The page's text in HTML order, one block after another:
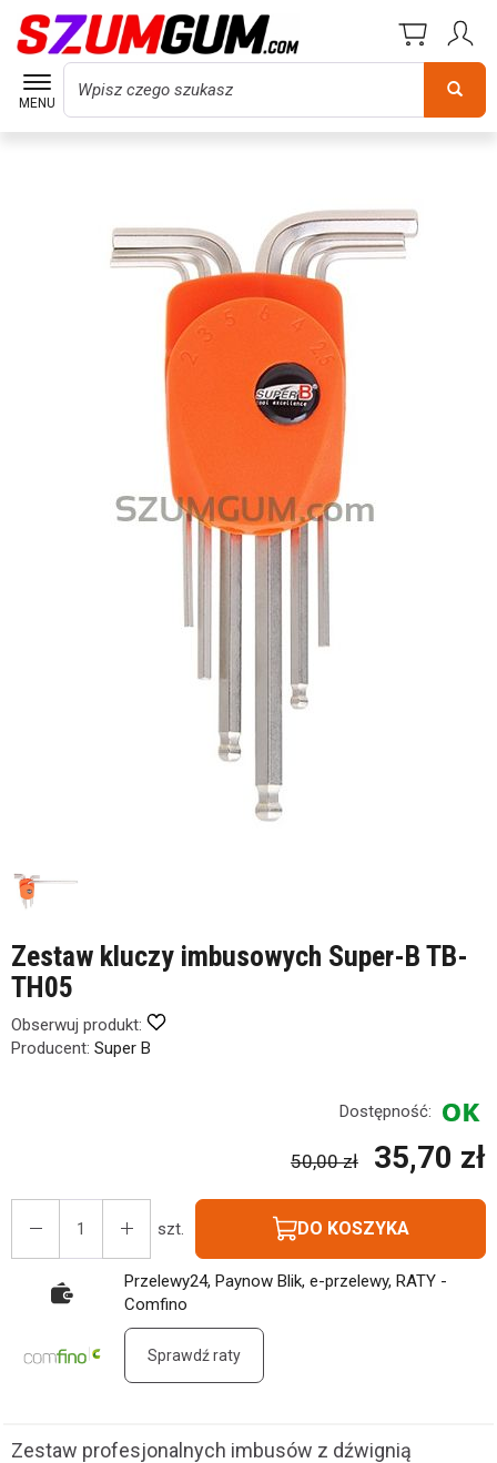
MENU
Wyszukaj
Zestaw kluczy imbusowych Super-B TB-
TH05
Obserwuj produkt:
Producent: Super B
Dostępność:
50,00 zł 35,70 zł
szt. DO KOSZYKA
Przelewy24, Paynow Blik, e-przelewy, RATY -
Comfino
Sprawdź raty
Zestaw profesjonalnych imbusów z dźwignią